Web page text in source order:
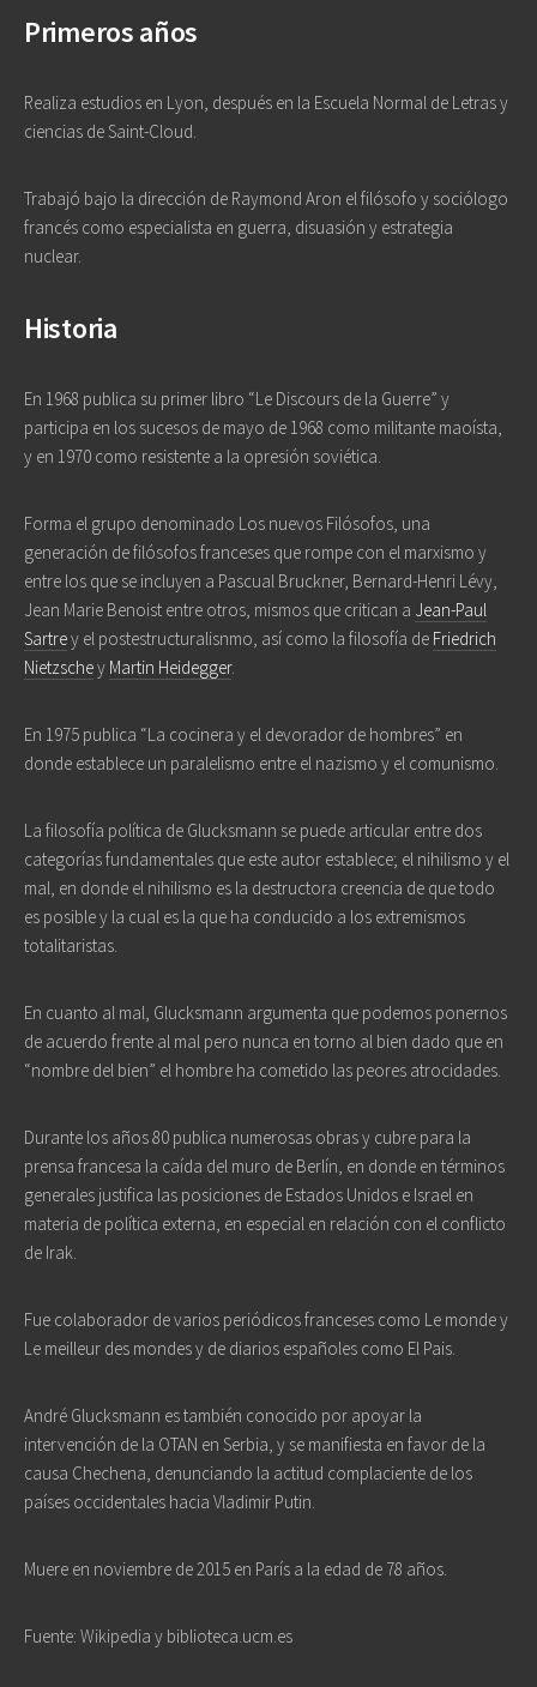
Primeros años
Realiza estudios en Lyon, después en la Escuela Normal de Letras y
ciencias de Saint-Cloud.
Trabajó bajo la dirección de Raymond Aron el filósofo y sociólogo
francés como especialista en guerra, disuasión y estrategia
nuclear.
Historia
En 1968 publica su primer libro “Le Discours de la Guerre” y
participa en los sucesos de mayo de 1968 como militante maoísta,
y en 1970 como resistente a la opresión soviética.
Forma el grupo denominado Los nuevos Filósofos, una
generación de filósofos franceses que rompe con el marxismo y
entre los que se incluyen a Pascual Bruckner, Bernard-Henri Lévy,
Jean Marie Benoist entre otros, mismos que critican a Jean-Paul
Sartrey el postestructuralisnmo, así como la filosofía de Friedrich
Nietzschey Martin Heidegger.
En 1975 publica “La cocinera y el devorador de hombres” en
donde establece un paralelismo entre el nazismo y el comunismo.
La filosofía política de Glucksmann se puede articular entre dos
categorías fundamentales que este autor establece; el nihilismo y el
mal, en donde el nihilismo es la destructora creencia de que todo
es posible y la cual es la que ha conducido a los extremismos
totalitaristas.
En cuanto al mal, Glucksmann argumenta que podemos ponernos
de acuerdo frente al mal pero nunca en torno al bien dado que en
“nombre del bien” el hombre ha cometido las peores atrocidades.
Durante los años 80 publica numerosas obras y cubre para la
prensa francesa la caída del muro de Berlín, en donde en términos
generales justifica las posiciones de Estados Unidos e Israel en
materia de política externa, en especial en relación con el conflicto
de Irak.
Fue colaborador de varios periódicos franceses como Le monde y
Le meilleur des mondes y de diarios españoles como El Pais.
André Glucksmann es también conocido por apoyar la
intervención de la OTAN en Serbia, y se manifiesta en favor de la
causa Chechena, denunciando la actitud complaciente de los
países occidentales hacia Vladimir Putin.
Muere en noviembre de 2015 en París a la edad de 78 años.
Fuente: Wikipedia y biblioteca.ucm.es